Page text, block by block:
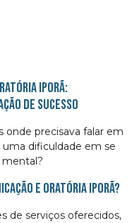
Iporã:
de sucesso
onde precisava falar em
dificuldade em se
e oratória Iporã?
de serviços oferecidos,